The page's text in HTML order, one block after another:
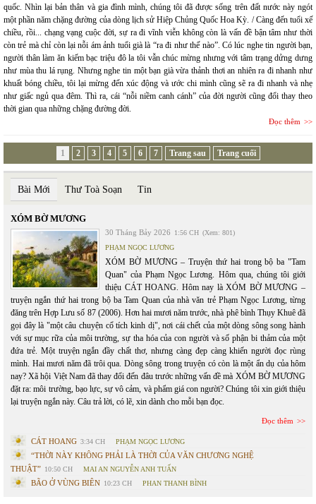
quốc. Nhìn lại bản thân và gia đình mình, chúng tôi đã được sống trên đất nước này ngót
một phần năm chặng đường của dòng lịch sử Hiệp Chủng Quốc Hoa Kỳ. / Càng đến tuổi xế
chiều, rồi... chạng vạng cuộc đời, sự ra đi vĩnh viễn không còn là vấn đề bận tâm như thời
còn trẻ mà chỉ còn lại nỗi ám ảnh tuổi già là “ra đi như thế nào”. Có lúc nghe tin người bạn,
người thân làm ăn kiếm bạc triệu đô la tôi vẫn chúc mừng nhưng với tâm trạng dửng dưng
như mùa thu lá rụng. Nhưng nghe tin một bạn già vừa thảnh thơi an nhiên ra đi nhanh như
khuất bóng chiều, tôi lại mừng đến xúc động và ước chi mình cũng sẽ ra đi nhanh và nhẹ
như giấc ngủ qua đêm. Thì ra, cái “nỗi niềm canh cánh” của đời người cũng đổi thay theo
thời gian qua những chặng đường đời.
Đọc thêm
1 2 3 4 5 6 7 Trang sau Trang cuối
Bài Mới Thư Toà Soạn Tin
XÓM BỜ MƯƠNG
30 Tháng Bảy 2026 1:56 CH (Xem: 801)
PHẠM NGỌC LƯƠNG
XÓM BỜ MƯƠNG – Truyện thứ hai trong bộ ba "Tam
Quan" của Phạm Ngọc Lương. Hôm qua, chúng tôi giới
thiệu CÁT HOANG. Hôm nay là XÓM BỜ MƯƠNG –
truyện ngắn thứ hai trong bộ ba Tam Quan của nhà văn trẻ Phạm Ngọc Lương, từng
đăng trên Hợp Lưu số 87 (2006). Hơn hai mươi năm trước, nhà phê bình Thụy Khuê đã
gọi đây là "một câu chuyện cổ tích kinh dị", nơi cái chết của một dòng sông song hành
với sự mục rữa của môi trường, sự tha hóa của con người và số phận bi thảm của một
đứa trẻ. Một truyện ngắn đầy chất thơ, nhưng càng đẹp càng khiến người đọc rùng
mình. Hai mươi năm đã trôi qua. Dòng sông trong truyện có còn là một ẩn dụ của hôm
nay? Xã hội Việt Nam đã thay đổi đến đâu trước những vấn đề mà XÓM BỜ MƯƠNG
đặt ra: môi trường, bạo lực, sự vô cảm, và phẩm giá con người? Chúng tôi xin giới thiệu
lại truyện ngắn này. Câu trả lời, có lẽ, xin dành cho mỗi bạn đọc.
Đọc thêm
CÁT HOANG 3:34 CH PHẠM NGỌC LƯƠNG
“THỜI NÀY KHÔNG PHẢI LÀ THỜI CỦA VĂN CHƯƠNG NGHỆ
THUẬT” 10:50 CH MAI AN NGUYỄN ANH TUẤN
BÃO Ở VÙNG BIÊN 10:23 CH PHAN THANH BÌNH